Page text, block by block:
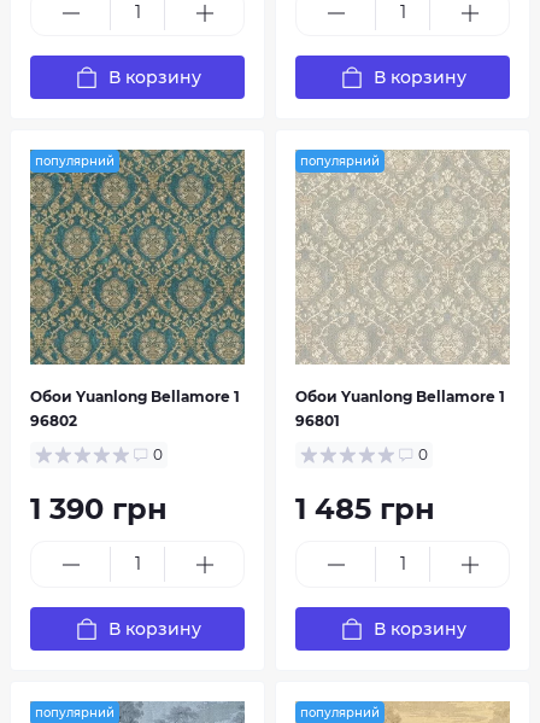
В корзину В корзину
популярний
Обои Yuanlong Bellamore 1
96802
0
1 390 грн
В корзину
популярний
Обои Yuanlong Bellamore 1
96801
0
1 485 грн
В корзину
популярний популярний